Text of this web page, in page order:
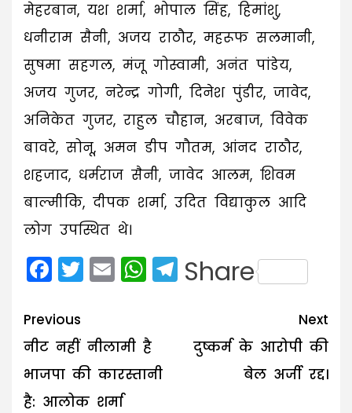
मेहरबान, यश शर्मा, भोपाल सिंह, हिमांशु,
धनीराम सैनी, अजय राठौर, महरूफ सलमानी,
सुषमा सहगल, मंजू गोस्वामी, अनंत पांडेय,
अजय गुजर, नरेन्द्र गोगी, दिनेश पुंडीर, जावेद,
अनिकेत गुजर, राहुल चौहान, अरबाज, विवेक
बावरे, सोनू, अमन डीप गौतम, आंनद राठौर,
शहजाद, धर्मराज सैनी, जावेद आलम, शिवम
बाल्मीकि, दीपक शर्मा, उदित विद्याकुल आदि
लोग उपस्थित थे।
Facebook
Twitter
EmailWhatsApp
Telegram
Share
Post
navigation
Previous
नीट नहीं नीलामी है
भाजपा की कारस्तानी
है: आलोक शर्मा
Next
दुष्कर्म के आरोपी की
बेल अर्जी रद्द।